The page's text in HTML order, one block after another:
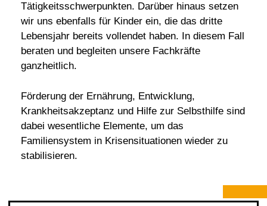
Tätigkeitsschwerpunkten. Darüber hinaus setzen
wir uns ebenfalls für Kinder ein, die das dritte
Lebensjahr bereits vollendet haben. In diesem Fall
beraten und begleiten unsere Fachkräfte
ganzheitlich.
Förderung der Ernährung, Entwicklung,
Krankheitsakzeptanz und Hilfe zur Selbsthilfe sind
dabei wesentliche Elemente, um das
Familiensystem in Krisensituationen wieder zu
stabilisieren.